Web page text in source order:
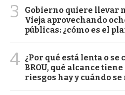
3
Gobierno quiere llevar
Vieja aprovechando
públicas: ¿cómo es el
4 ¿Por qué está lenta o se
BROU, qué alcance
riesgos hay y cuándo